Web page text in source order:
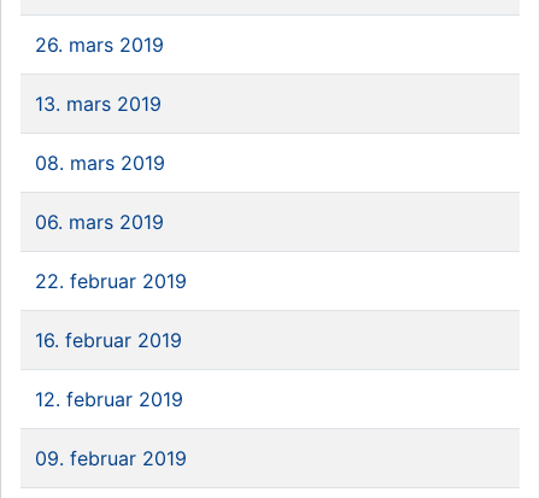
26. mars 2019
13. mars 2019
08. mars 2019
06. mars 2019
22. februar 2019
16. februar 2019
12. februar 2019
09. februar 2019